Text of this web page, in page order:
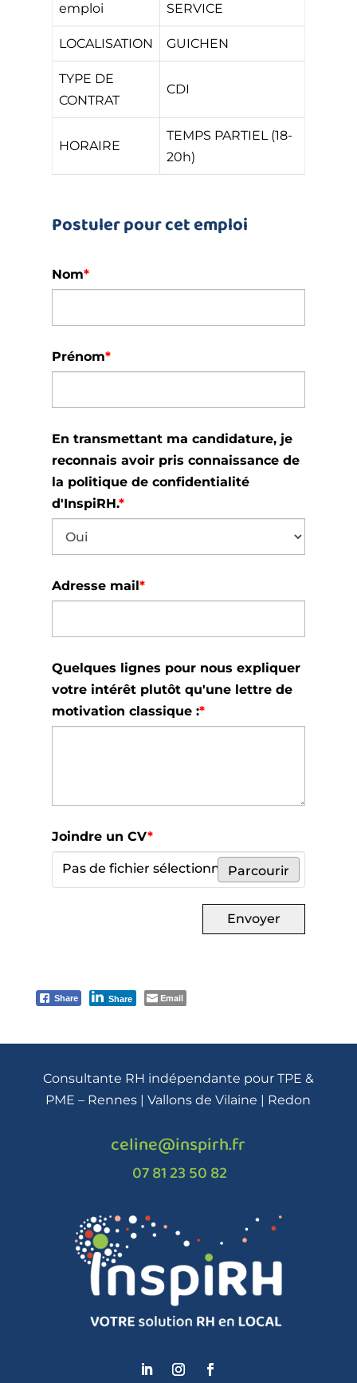
emploi
SERVICE
LOCALISATION GUICHEN
TYPE DE
CONTRAT
CDI
HORAIRE
TEMPS PARTIEL (18-
20h)
Postuler pour cet emploi
Nom*
Prénom*
En transmettant ma candidature, je
reconnais avoir pris connaissance de
la politique de confidentialité
d'InspiRH.*
Adresse mail*
Quelques lignes pour nous expliquer
votre intérêt plutôt qu'une lettre de
motivation classique :*
Joindre un CV*
Pas de fichier sélectionné Parcourir
Envoyer
Share Share Email
Consultante RH indépendante pour TPE &
PME – Rennes | Vallons de Vilaine | Redon
celine@inspirh.fr
07 81 23 50 82